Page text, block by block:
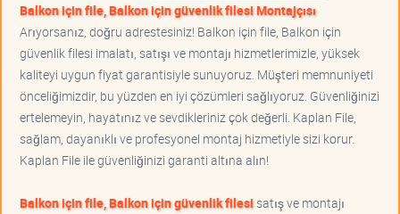
Balkon için file, Balkon için güvenlik filesi Montajçısı
Arıyorsanız, doğru adrestesiniz! Balkon için file, Balkon için
güvenlik filesi imalatı, satışı ve montajı hizmetlerimizle, yüksek
kaliteyi uygun fiyat garantisiyle sunuyoruz. Müşteri memnuniyeti
önceliğimizdir, bu yüzden en iyi çözümleri sağlıyoruz. Güvenliğinizi
ertelemeyin, hayatınız ve sevdikleriniz çok değerli. Kaplan File,
sağlam, dayanıklı ve profesyonel montaj hizmetiyle sizi korur.
Kaplan File ile güvenliğinizi garanti altına alın!
Balkon için file, Balkon için güvenlik filesisatış ve montajı